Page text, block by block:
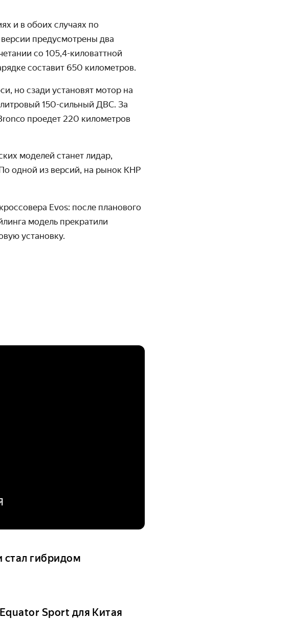
и в обоих случаях по
предусмотрены два
со 105,4-киловаттной
составит 650 километров.
но сзади установят мотор на
литровый 150-сильный ДВС. За
проедет 220 километров
моделей станет лидар,
одной из версий, на рынок КНР
кроссовера Evos: после планового
модель прекратили
установку.
стал гибридом
Sport для Китая